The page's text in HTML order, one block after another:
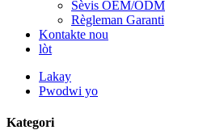
Sèvis OEM/ODM
Règleman Garanti
Kontakte nou
lòt
Lakay
Pwodwi yo
Kategori